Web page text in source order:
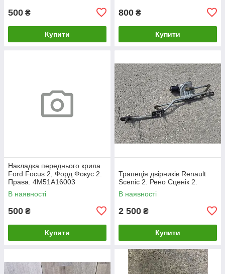
500 ₴
Купити
800 ₴
Купити
Накладка переднього крила
Ford Focus 2, Форд Фокус 2.
Права. 4M51A16003
В наявності
500 ₴
Купити
Трапеція двірників Renault
Scenic 2. Рено Сценік 2.
В наявності
2 500 ₴
Купити